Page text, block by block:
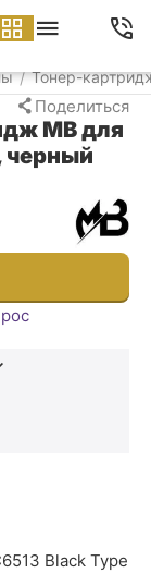
/ Тонер-
Поделиться
MB для
черный
Black Type